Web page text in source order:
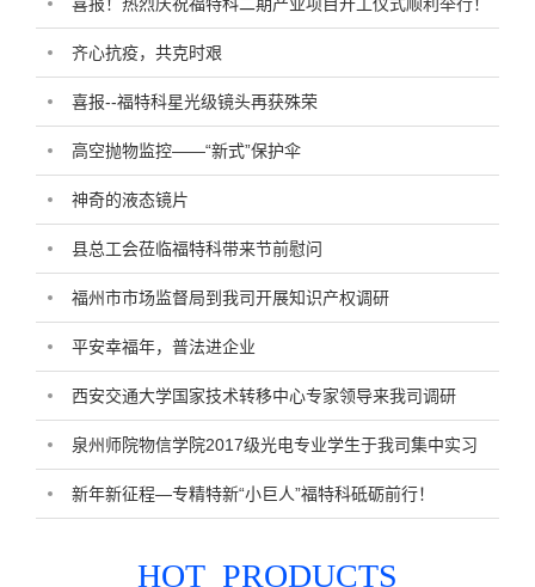
齐心抗疫，共克时艰
喜报--福特科星光级镜头再获殊荣
高空抛物监控——“新式”保护伞
神奇的液态镜片
县总工会莅临福特科带来节前慰问
福州市市场监督局到我司开展知识产权调研
平安幸福年，普法进企业
西安交通大学国家技术转移中心专家领导来我司调研
泉州师院物信学院2017级光电专业学生于我司集中实习
新年新征程—专精特新“小巨人”福特科砥砺前行！
HOT PRODUCTS